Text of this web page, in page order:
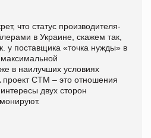
что статус производителя-
в Украине, скажем так,
у поставщика «точка нужды» в
в наилучших условиях
СТМ – это отношения
двух сторон